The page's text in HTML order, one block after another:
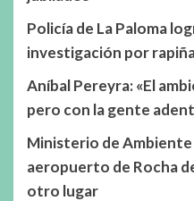
Policía de La Paloma
investigación por
Aníbal Pereyra: «El
pero con la gente
Ministerio de
aeropuerto de Rocha
otro lugar